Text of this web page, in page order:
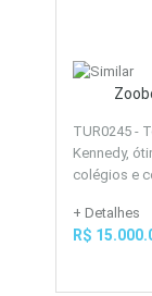
TUR0245 -
Kennedy,
colégios e
+ Detalhes
R$